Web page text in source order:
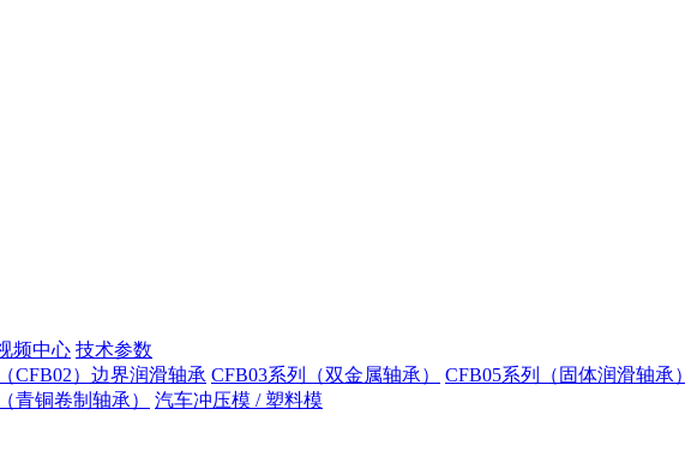
频中心 技术参数
CFB02）边界润滑轴承 CFB03系列（双金属轴承） CFB05系列（固体润滑轴承）
青铜卷制轴承）
汽车冲压模 / 塑料模